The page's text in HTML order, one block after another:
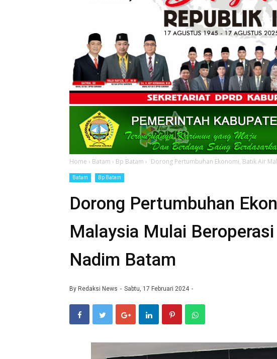
Home › Batam › Bp Batam › Dorong Pertumbuhan Ekonomi, Batik Air
Batam Bp Batam
Dorong Pertumbuhan
Malaysia Mulai
Nadim Batam
By Redaksi News Sabtu, 17 Februari 2024